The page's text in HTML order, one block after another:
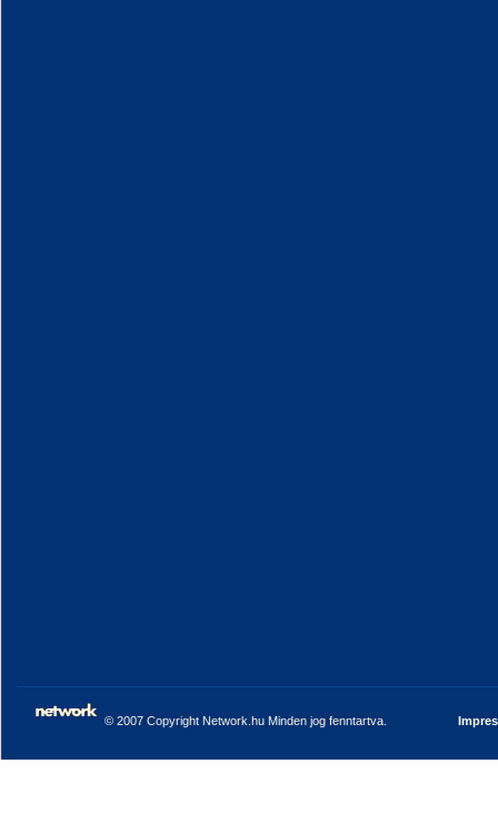
© 2007 Copyright Network.hu Minden jog fenntartva.